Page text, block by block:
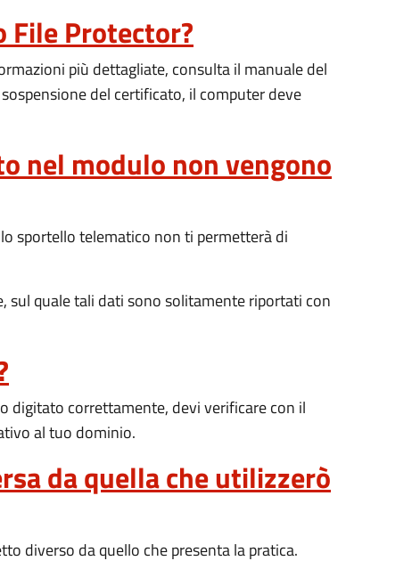
File Protector?
più dettagliate, consulta il manuale del
del certificato, il computer deve
nel modulo non vengono
sportello telematico non ti permetterà di
quale tali dati sono solitamente riportati con
digitato correttamente, devi verificare con il
al tuo dominio.
da quella che utilizzerò
diverso da quello che presenta la pratica.